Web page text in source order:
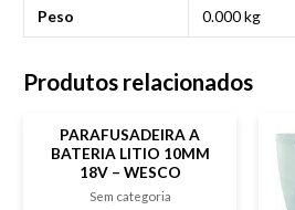
Peso 0.000 kg
Produtos relacionados
PARAFUSADEIRA A
BATERIA LITIO 10MM
18V – WESCO
Sem categoria